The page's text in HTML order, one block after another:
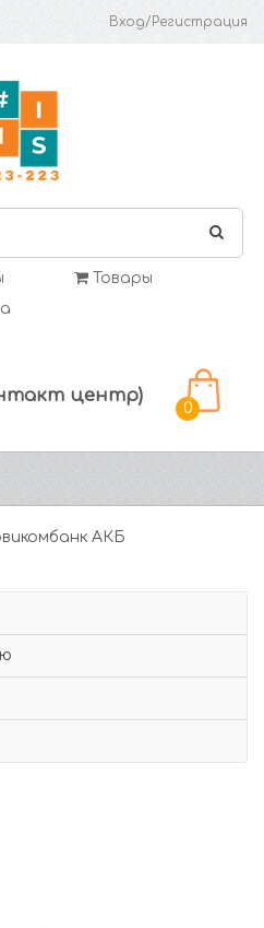
Вход/Регистрация
Товары
центр)
0
АКБ